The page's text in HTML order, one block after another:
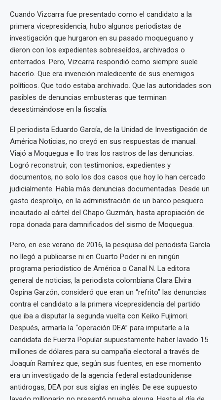
Cuando Vizcarra fue presentado como el candidato a la
primera vicepresidencia, hubo algunos periodistas de
investigación que hurgaron en su pasado moqueguano y
dieron con los expedientes sobreseídos, archivados o
enterrados. Pero, Vizcarra respondió como siempre suele
hacerlo. Que era invención maledicente de sus enemigos
políticos. Que todo estaba archivado. Que las autoridades son
pasibles de denuncias embusteras que terminan
desestimándose en la fiscalía.
El periodista Eduardo García, de la Unidad de Investigación de
América Noticias, no creyó en sus respuestas de manual.
Viajó a Moquegua e Ilo tras los rastros de las denuncias.
Logró reconstruir, con testimonios, expedientes y
documentos, no solo los dos casos que hoy lo han cercado
judicialmente. Había más denuncias documentadas. Desde un
gasto desprolijo, en la administración de un barco pesquero
incautado al cártel del Chapo Guzmán, hasta apropiación de
ropa donada para damnificados del sismo de Moquegua.
Pero, en ese verano de 2016, la pesquisa del periodista García
no llegó a publicarse ni en Cuarto Poder ni en ningún
programa periodístico de América o Canal N. La editora
general de noticias, la periodista colombiana Clara Elvira
Ospina Garzón, consideró que eran un “refrito” las denuncias
contra el candidato a la primera vicepresidencia del partido
que iba a disputar la segunda vuelta con Keiko Fujimori.
Después, armaría la “operación DEA” para imputarle a la
candidata de Fuerza Popular supuestamente haber lavado 15
millones de dólares para su campaña electoral a través de
Joaquín Ramírez que, según sus fuentes, en ese momento
era un investigado de la agencia federal estadounidense
antidrogas, DEA por sus siglas en inglés. De ese supuesto